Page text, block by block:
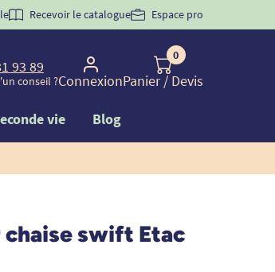
la 1ère commande d'incontinence
Recevoir le catalogue Espace pro
93 89
conseil ?Connexion
0
Panier/ Devis
vie Blog
swift Etac